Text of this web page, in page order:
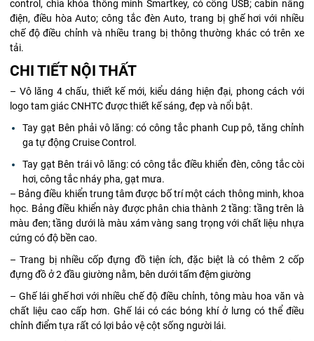
control, chìa khóa thông minh Smartkey, có cổng USB; cabin nâng
điện, điều hòa Auto; công tắc đèn Auto, trang bị ghế hơi với nhiều
chế độ điều chỉnh và nhiều trang bị thông thường khác có trên xe
tải.
CHI TIẾT NỘI THẤT
– Vô lăng 4 chấu, thiết kế mới, kiểu dáng hiện đại, phong cách với
logo tam giác CNHTC được thiết kế sáng, đẹp và nổi bật.
Tay gạt Bên phải vô lăng: có công tắc phanh Cup pô, tăng chỉnh
ga tự động Cruise Control.
Tay gạt Bên trái vô lăng: có công tắc điều khiển đèn, công tắc còi
hơi, công tắc nháy pha, gạt mưa.
– Bảng điều khiển trung tâm được bố trí một cách thông minh, khoa
học. Bảng điều khiển này được phân chia thành 2 tầng: tầng trên là
màu đen; tầng dưới là màu xám vàng sang trọng với chất liệu nhựa
cứng có độ bền cao.
– Trang bị nhiều cốp đựng đồ tiện ích, đặc biệt là có thêm 2 cốp
đựng đồ ở 2 đầu giường nằm, bên dưới tấm đệm giường
– Ghế lái ghế hơi với nhiều chế độ điều chỉnh, tông màu hoa văn và
chất liệu cao cấp hơn. Ghế lái có các bóng khí ở lưng có thể điều
chỉnh điểm tựa rất có lợi bảo vệ cột sống người lái.